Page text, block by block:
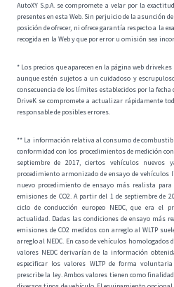
AutoXY S.p.A. se compromete a velar por la
presentes en esta Web. Sin perjuicio de la asunción
posición de ofrecer, ni ofrece garantía respecto a la
recogida en la Web y que por error u omisión sea
* Los precios que aparecen en la página web
aunque estén sujetos a un cuidadoso y
consecuencia de los límites establecidos por la
DriveK se compromete a actualizar rápidamente
responsable de posibles errores.
** La información relativa al consumo de
conformidad con los procedimientos de medición
septiembre de 2017, ciertos vehículos nuevos
procedimiento armonizado de ensayo de vehículos
nuevo procedimiento de ensayo más realista
emisiones de CO2. A partir del 1 de septiembre de
ciclo de conducción europeo NEDC, que era el
actualidad. Dadas las condiciones de ensayo más
emisiones de CO2 medidos con arreglo al WLTP
arreglo al NEDC. En caso de vehículos
valores NEDC derivarían de la información
especificar los valores WLTP de forma
prescribe la ley. Ambos valores tienen como